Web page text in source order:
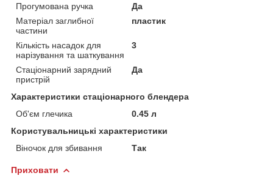
Прогумована ручка
Да
Матеріал заглибної
частини
пластик
Кількість насадок для
нарізування та шаткування
3
Стаціонарний зарядний
пристрій
Да
Характеристики стаціонарного блендера
Об'єм глечика
0.45 л
Користувальницькі характеристики
Віночок для збивання
Так
Приховати